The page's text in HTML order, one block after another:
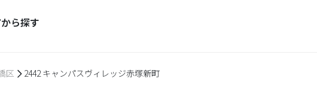
ら探す
区 2442 キャンパスヴィレッジ赤塚新町